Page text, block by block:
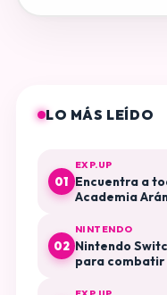
LO MÁS LEÍDO
01
EXP.UP
Encuentra a
Academia
02
NINTENDO
Nintendo
para combatir